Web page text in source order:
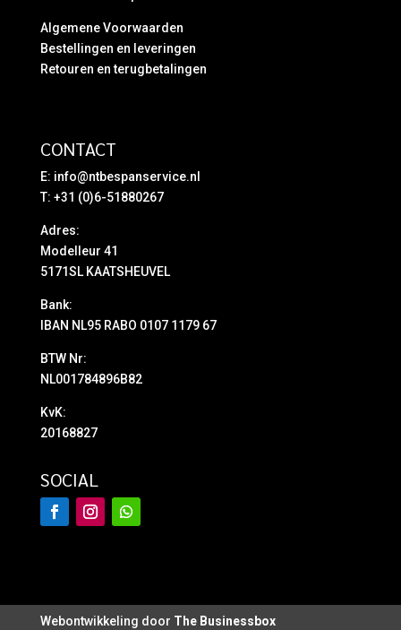
Algemene Voorwaarden
Bestellingen en leveringen
Retouren en terugbetalingen
CONTACT
E: info@ntbespanservice.nl
T: +31 (0)6-51880267
Adres:
Modelleur 41
5171SL KAATSHEUVEL
Bank:
IBAN NL95 RABO 0107 1179 67
BTW Nr:
NL001784896B82
KvK:
20168827
SOCIAL
Webontwikkeling door The Businessbox